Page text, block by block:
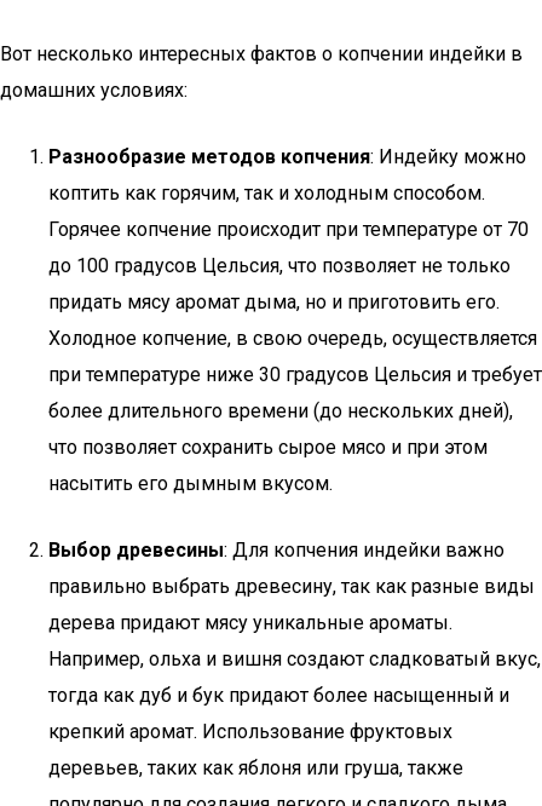
Вот несколько интересных фактов о копчении индейки в
домашних условиях:
Разнообразие методов копчения: Индейку можно
коптить как горячим, так и холодным способом.
Горячее копчение происходит при температуре от 70
до 100 градусов Цельсия, что позволяет не только
придать мясу аромат дыма, но и приготовить его.
Холодное копчение, в свою очередь, осуществляется
при температуре ниже 30 градусов Цельсия и требует
более длительного времени (до нескольких дней),
что позволяет сохранить сырое мясо и при этом
насытить его дымным вкусом.
Выбор древесины: Для копчения индейки важно
правильно выбрать древесину, так как разные виды
дерева придают мясу уникальные ароматы.
Например, ольха и вишня создают сладковатый вкус,
тогда как дуб и бук придают более насыщенный и
крепкий аромат. Использование фруктовых
деревьев, таких как яблоня или груша, также